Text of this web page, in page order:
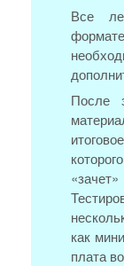
Все
После
как
плата